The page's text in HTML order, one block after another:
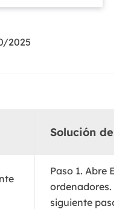
2025
Solución de
Paso 1. Abre
ordenadores.
siguiente paso.